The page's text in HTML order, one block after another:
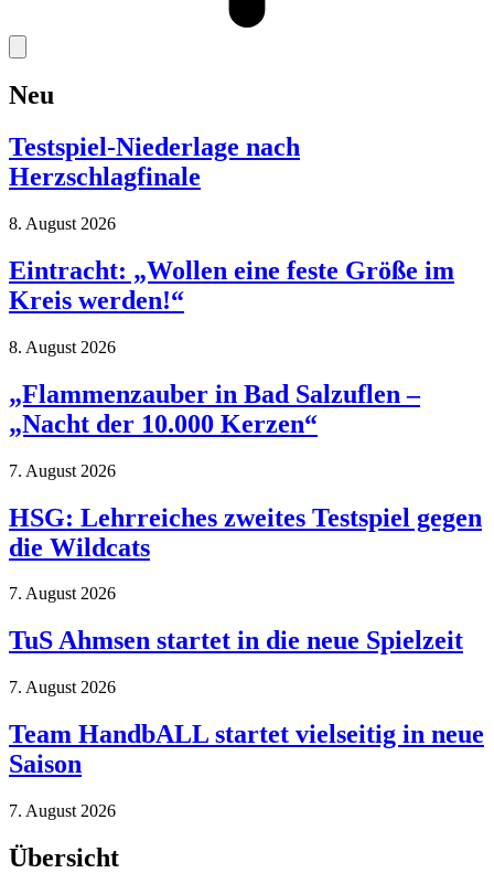
Neu
Testspiel-Niederlage nach
Herzschlagfinale
8. August 2026
Eintracht: „Wollen eine feste Größe im
Kreis werden!“
8. August 2026
„Flammenzauber in Bad Salzuflen –
„Nacht der 10.000 Kerzen“
7. August 2026
HSG: Lehrreiches zweites Testspiel gegen
die Wildcats
7. August 2026
TuS Ahmsen startet in die neue Spielzeit
7. August 2026
Team HandbALL startet vielseitig in neue
Saison
7. August 2026
Übersicht